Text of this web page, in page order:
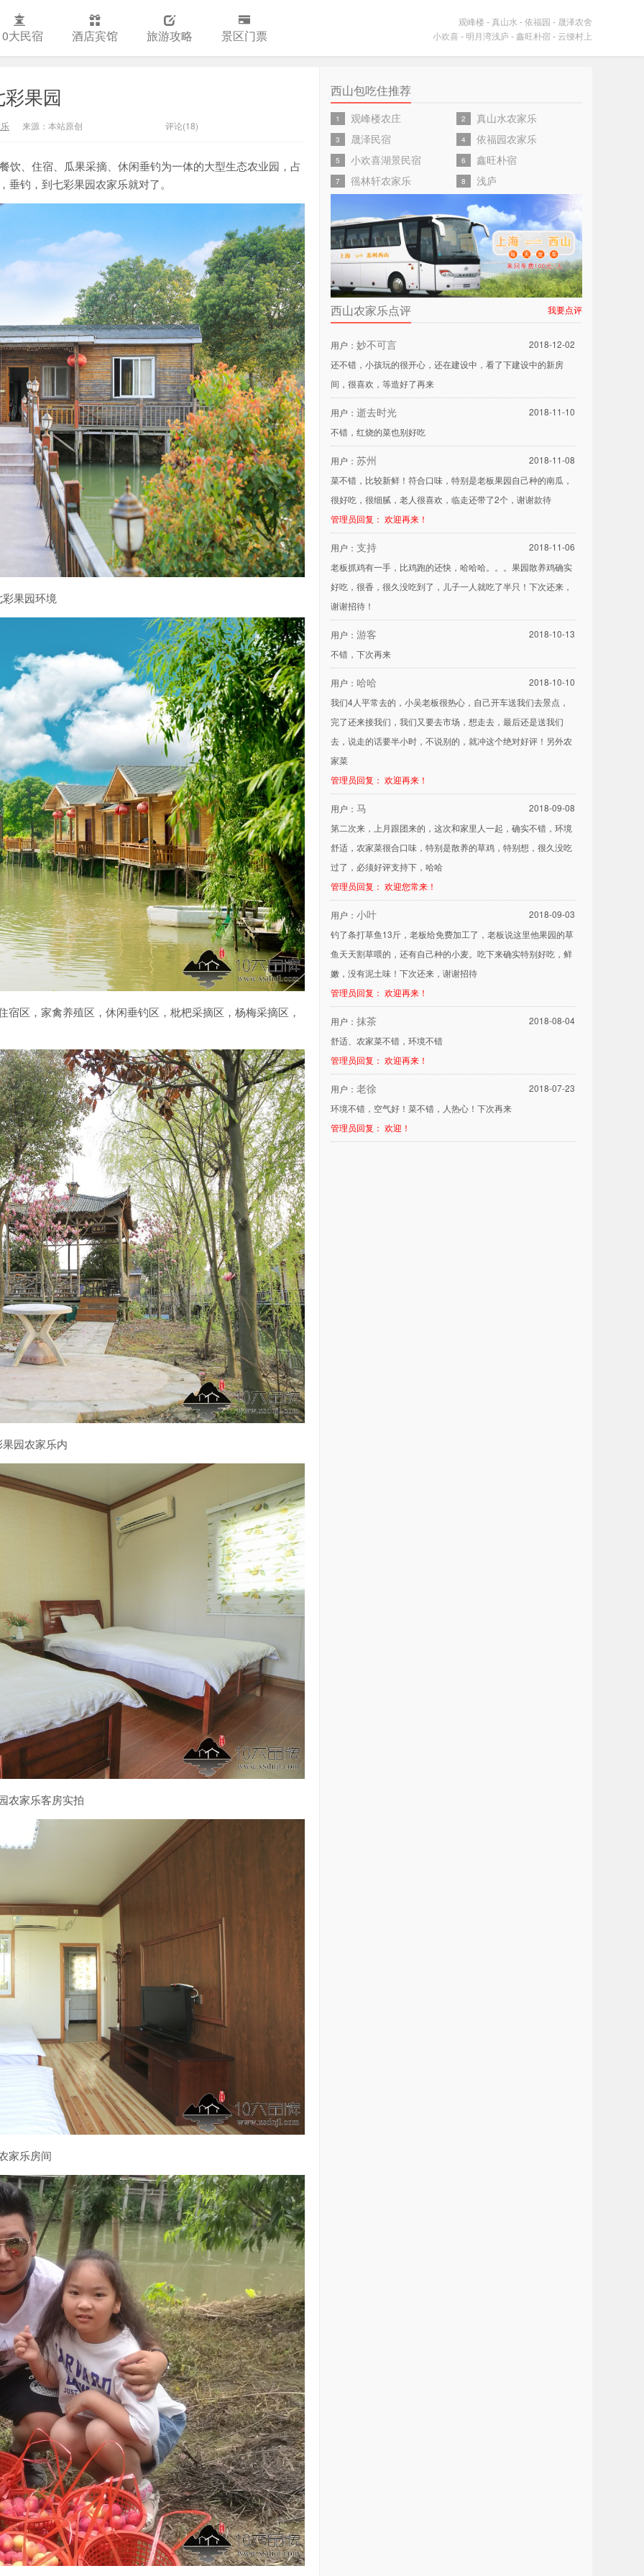
大民宿 酒店宾馆 旅游攻略 景区门票
观峰楼 - 真山水 -依福园 - 晟泽农舍
小欢喜- 明月湾浅庐 -鑫旺朴宿- 云缦村上
彩果园
来源：本站原创 评论(18)
饮、住宿、瓜果采摘、休闲垂钓为一体的大型生态农业园，占
钓，到七彩果园农家乐就对了。
彩果园环境
区，家禽养殖区，休闲垂钓区，枇杷采摘区，杨梅采摘区，
园农家乐内
农家乐客房实拍
家乐房间
西山包吃住推荐
1 观峰楼农庄 2 真山水农家乐
3 晟泽民宿 4 依福园农家乐
5 小欢喜湖景民宿 6 鑫旺朴宿
7 徭林轩农家乐 8 浅庐
西山农家乐点评 我要点评
用户： 妙不可言
2018-12-02
还不错，小孩玩的很开心，还在建设中，看了下建设中的新房
间，很喜欢，等造好了再来
用户： 逝去时光
2018-11-10
不错，红烧的菜也别好吃
用户： 苏州
2018-11-08
菜不错，比较新鲜！符合口味，特别是老板果园自己种的南瓜，
很好吃，很细腻，老人很喜欢，临走还带了2个，谢谢款待
管理员回复： 欢迎再来！
用户： 支持
2018-11-06
老板抓鸡有一手，比鸡跑的还快，哈哈哈。。。果园散养鸡确实
好吃，很香，很久没吃到了，儿子一人就吃了半只！下次还来，
谢谢招待！
用户： 游客
2018-10-13
不错，下次再来
用户： 哈哈
2018-10-10
我们4人平常去的，小吴老板很热心，自己开车送我们去景点，
完了还来接我们，我们又要去市场，想走去，最后还是送我们
去，说走的话要半小时，不说别的，就冲这个绝对好评！另外农
家菜
管理员回复： 欢迎再来！
用户： 马
2018-09-08
第二次来，上月跟团来的，这次和家里人一起，确实不错，环境
舒适，农家菜很合口味，特别是散养的草鸡，特别想，很久没吃
过了，必须好评支持下，哈哈
管理员回复： 欢迎您常来！
用户： 小叶
2018-09-03
钓了条打草鱼13斤，老板给免费加工了，老板说这里他果园的草
鱼天天割草喂的，还有自己种的小麦。吃下来确实特别好吃，鲜
嫩，没有泥土味！下次还来，谢谢招待
管理员回复： 欢迎再来！
用户： 抹茶
2018-08-04
舒适、农家菜不错，环境不错
管理员回复： 欢迎再来！
用户： 老徐
2018-07-23
环境不错，空气好！菜不错，人热心！下次再来
管理员回复： 欢迎！